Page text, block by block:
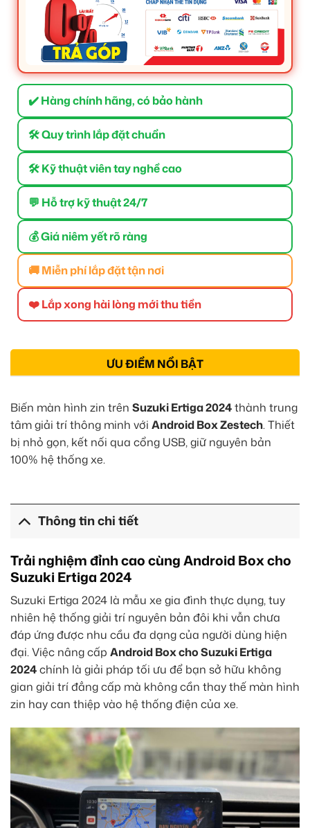
✔️ Hàng chính hãng, có bảo hành
🛠 Quy trình lắp đặt chuẩn
🛠 Kỹ thuật viên tay nghề cao
💬 Hỗ trợ kỹ thuật 24/7
💰 Giá niêm yết rõ ràng
🚚 Miễn phí lắp đặt tận nơi
❤️ Lắp xong hài lòng mới thu tiền
ƯU ĐIỂM NỔI BẬT
Biến màn hình zin trên Suzuki Ertiga 2024thành trung
tâm giải trí thông minh với Android Box Zestech. Thiết
bị nhỏ gọn, kết nối qua cổng USB, giữ nguyên bản
100% hệ thống xe.
Thông tin chi tiết
Trải nghiệm đỉnh cao cùng Android Box cho
Suzuki Ertiga 2024
Suzuki Ertiga 2024 là mẫu xe gia đình thực dụng, tuy
nhiên hệ thống giải trí nguyên bản đôi khi vẫn chưa
đáp ứng được nhu cầu đa dạng của người dùng hiện
đại. Việc nâng cấp Android Box cho Suzuki Ertiga
2024chính là giải pháp tối ưu để bạn sở hữu không
gian giải trí đẳng cấp mà không cần thay thế màn hình
zin hay can thiệp vào hệ thống điện của xe.